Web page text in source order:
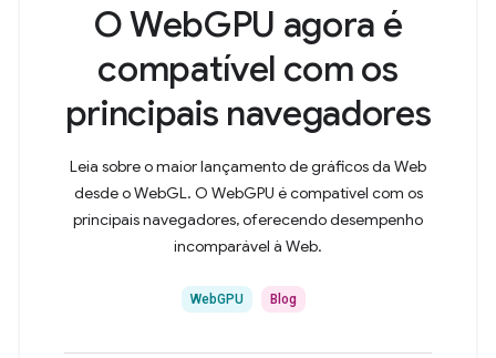
O WebGPU agora é
compatível com os
principais navegadores
Leia sobre o maior lançamento de gráficos da Web
desde o WebGL. O WebGPU é compatível com os
principais navegadores, oferecendo desempenho
incomparável à Web.
WebGPU Blog